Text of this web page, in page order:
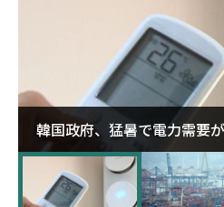
韓国政府、猛暑で電力需要
に需給対応体制を点検